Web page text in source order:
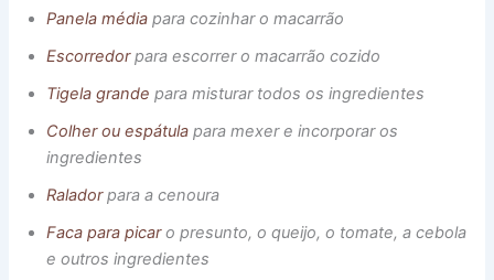
Panela média para cozinhar o macarrão
Escorredorpara escorrer o macarrão cozido
Tigela grande para misturar todos os ingredientes
Colher ou espátula para mexer e incorporar os
ingredientes
Raladorpara a cenoura
Faca para picaro presunto, o queijo, o tomate, a cebola
e outros ingredientes